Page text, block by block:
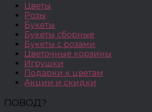
Цветы
Розы
Букеты
Букеты сборные
Букеты с розами
Цветочные корзины
Игрушки
Подарки к цветам
Акции и скидки
ПОВОД?